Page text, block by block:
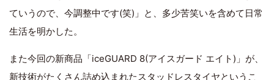
ていうので、今調整中です(笑)」と、多少苦笑いを含めて日常
生活を明かした。
また今回の新商品「iceGUARD 8(アイスガード エイト)」が、
新技術がたくさん詰め込まれたスタッドレスタイヤというこ